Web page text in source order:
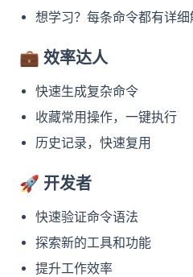
想学习？每条命令都有详细
💼 效率达人
快速生成复杂命令
收藏常用操作，一键执行
历史记录，快速复用
🚀 开发者
快速验证命令语法
探索新的工具和功能
提升工作效率